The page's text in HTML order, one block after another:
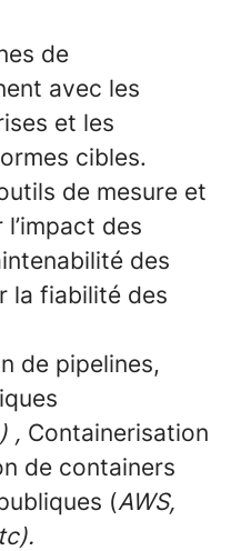
de
avec les
et les
cibles.
de mesure et
des
des
la fiabilité des
de pipelines,
, Containerisation
de containers
(AWS,